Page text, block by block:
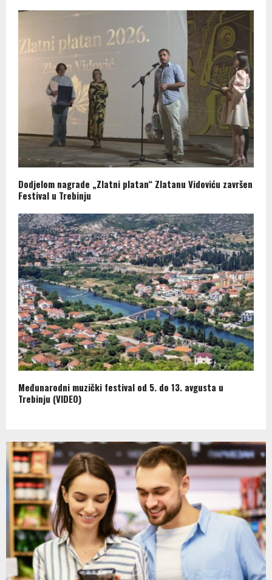
Dodjelom nagrade „Zlatni platan“ Zlatanu Vidoviću završen
Festival u Trebinju
Međunarodni muzički festival od 5. do 13. avgusta u
Trebinju (VIDEO)